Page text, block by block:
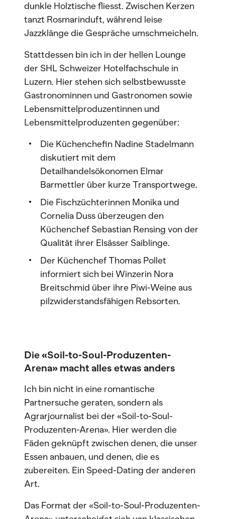
dunkle Holztische fliesst. Zwischen Kerzen
tanzt Rosmarinduft, während leise
Jazzklänge die Gespräche umschmeicheln.
Stattdessen bin ich in der hellen Lounge
der SHL Schweizer Hotelfachschule in
Luzern. Hier stehen sich selbstbewusste
Gastronominnen und Gastronomen sowie
Lebensmittelproduzentinnen und
Lebensmittelproduzenten gegenüber:
Die Küchenchefin Nadine Stadelmann
diskutiert mit dem
Detailhandelsökonomen Elmar
Barmettler über kurze Transportwege.
Die Fischzüchterinnen Monika und
Cornelia Duss überzeugen den
Küchenchef Sebastian Rensing von der
Qualität ihrer Elsässer Saiblinge.
Der Küchenchef Thomas Pollet
informiert sich bei Winzerin Nora
Breitschmid über ihre Piwi-Weine aus
pilzwiderstandsfähigen Rebsorten.
Die «Soil-to-Soul-Produzenten-
Arena» macht alles etwas anders
Ich bin nicht in eine romantische
Partnersuche geraten, sondern als
Agrarjournalist bei der «Soil-to-Soul-
Produzenten-Arena». Hier werden die
Fäden geknüpft zwischen denen, die unser
Essen anbauen, und denen, die es
zubereiten. Ein Speed-Dating der anderen
Art.
Das Format der «Soil-to-Soul-Produzenten-